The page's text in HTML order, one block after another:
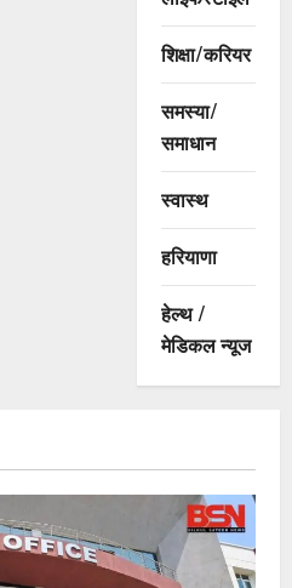
शिक्षा/करियर
समस्या/
समाधान
स्वास्थ
हरियाणा
हेल्थ /
मेडिकल न्यूज